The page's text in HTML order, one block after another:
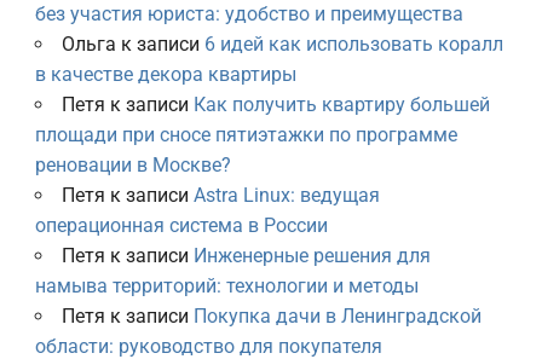
без участия юриста: удобство и преимущества
Ольга к записи 6 идей как использовать коралл
в качестве декора квартиры
Петя к записи Как получить квартиру большей
площади при сносе пятиэтажки по программе
реновации в Москве?
Петя к записи Astra Linux: ведущая
операционная система в России
Петя к записи Инженерные решения для
намыва территорий: технологии и методы
Петя к записи Покупка дачи в Ленинградской
области: руководство для покупателя